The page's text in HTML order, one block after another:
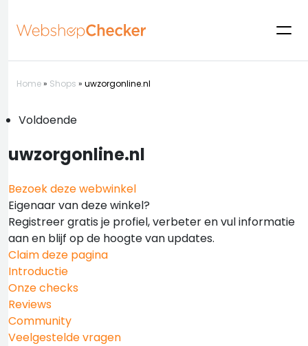
Home» Shops » uwzorgonline.nl
Voldoende
uwzorgonline.nl
Bezoek deze webwinkel
Eigenaar van deze winkel?
Registreer gratis je profiel, verbeter en vul informatie
aan en blijf op de hoogte van updates.
Claim deze pagina
Introductie
Onze checks
Reviews
Community
Veelgestelde vragen